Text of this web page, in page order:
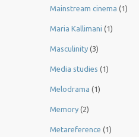
Mainstream cinema (1)
Maria Kallimani (1)
Masculinity (3)
Media studies (1)
Melodrama (1)
Memory (2)
Metareference (1)